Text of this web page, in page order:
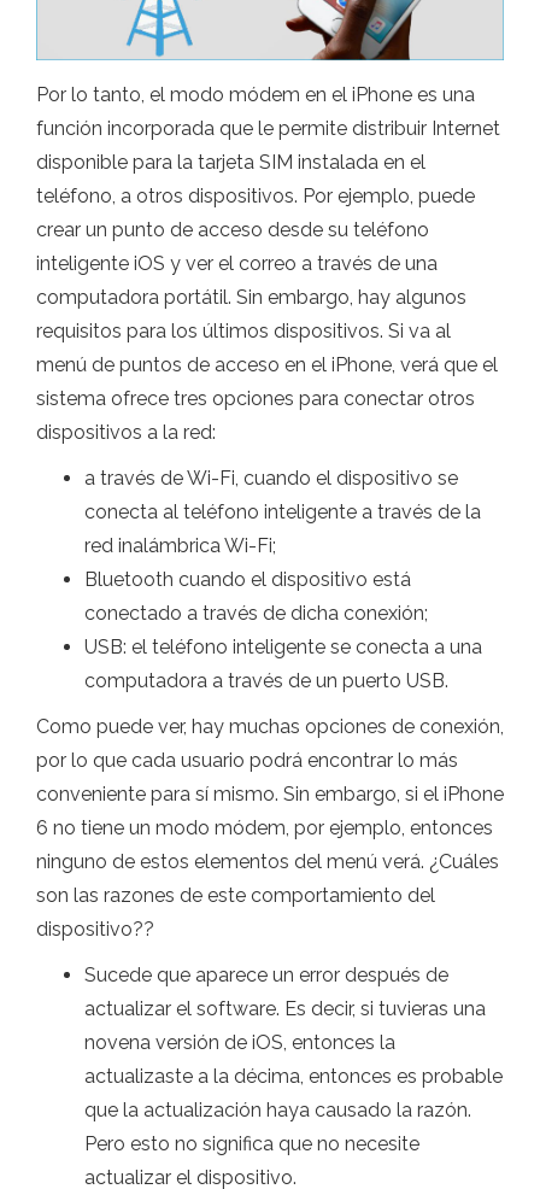
Por lo tanto, el modo módem en el iPhone es una
función incorporada que le permite distribuir Internet
disponible para la tarjeta SIM instalada en el
teléfono, a otros dispositivos. Por ejemplo, puede
crear un punto de acceso desde su teléfono
inteligente iOS y ver el correo a través de una
computadora portátil. Sin embargo, hay algunos
requisitos para los últimos dispositivos. Si va al
menú de puntos de acceso en el iPhone, verá que el
sistema ofrece tres opciones para conectar otros
dispositivos a la red:
a través de Wi-Fi, cuando el dispositivo se
conecta al teléfono inteligente a través de la
red inalámbrica Wi-Fi;
Bluetooth cuando el dispositivo está
conectado a través de dicha conexión;
USB: el teléfono inteligente se conecta a una
computadora a través de un puerto USB.
Como puede ver, hay muchas opciones de conexión,
por lo que cada usuario podrá encontrar lo más
conveniente para sí mismo. Sin embargo, si el iPhone
6 no tiene un modo módem, por ejemplo, entonces
ninguno de estos elementos del menú verá. ¿Cuáles
son las razones de este comportamiento del
dispositivo??
Sucede que aparece un error después de
actualizar el software. Es decir, si tuvieras una
novena versión de iOS, entonces la
actualizaste a la décima, entonces es probable
que la actualización haya causado la razón.
Pero esto no significa que no necesite
actualizar el dispositivo.